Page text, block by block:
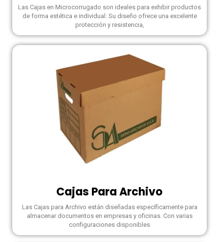
Las Cajas en Microcorrugado son ideales para exhibir productos
de forma estética e individual. Su diseño ofrece una excelente
protección y resistencia,
Cajas Para Archivo
Las Cajas para Archivo están diseñadas específicamente para
almacenar documentos en empresas y oficinas. Con varias
configuraciones disponibles